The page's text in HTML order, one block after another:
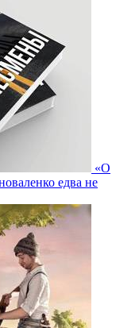
«О
едва не